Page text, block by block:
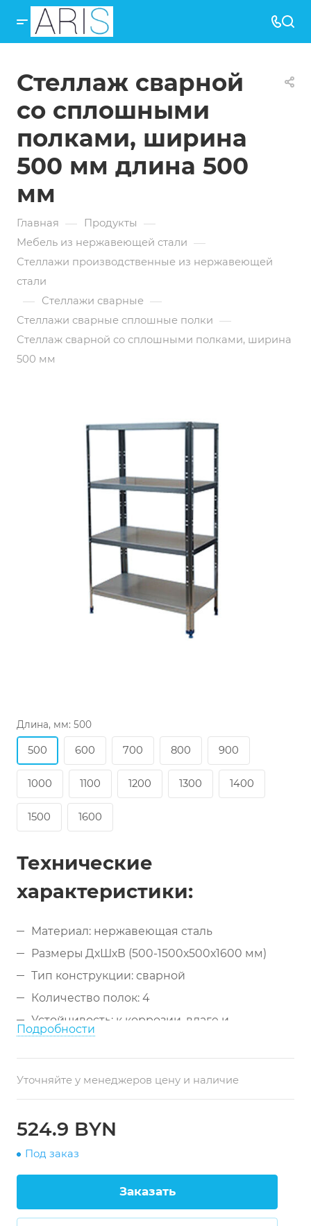
Стеллаж сварной
со сплошными
полками, ширина
500 мм длина 500
мм
Главная — Продукты —
Мебель из нержавеющей стали —
Стеллажи производственные из нержавеющей
стали
— Стеллажи сварные —
Стеллажи сварные сплошные полки —
Стеллаж сварной со сплошными полками, ширина
500 мм
Длина, мм: 500
500 600 700 800 900
1000 1100 1200 1300 1400
1500 1600
Технические
характеристики:
Материал: нержавеющая сталь
Размеры ДхШхВ (500-1500x500x1600 мм)
Тип конструкции: сварной
Количество полок: 4
Устойчивость: к коррозии, влаге и
агрессивным средам
Подробности
Уточняйте у менеджеров цену и наличие
524.9 BYN
Под заказ
Заказать